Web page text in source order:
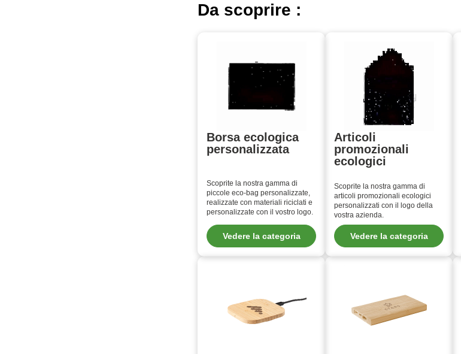
Da scoprire :
Borsa ecologica
personalizzata
Scoprite la nostra gamma di
piccole eco-bag personalizzate,
realizzate con materiali riciclati e
personalizzate con il vostro logo.
Vedere la categoria
Articoli
promozionali
ecologici
Scoprite la nostra gamma di
articoli promozionali ecologici
personalizzati con il logo della
vostra azienda.
Vedere la categoria